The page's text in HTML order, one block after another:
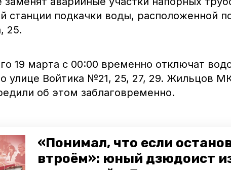
«Понимал, что если
втроём»: юный дзюдоист
станции подкачки воды, расположенной
25.
19 марта с 00:00 временно отключат
улице Войтика №21, 25, 27, 29. Жильцов
об этом заблаговременно.